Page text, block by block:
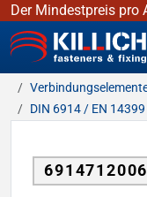
Der Mindestpreis pro
KILLICH -
DIN 6914 / EN